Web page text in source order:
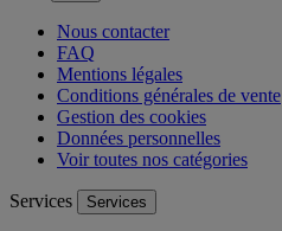
Nous contacter
FAQ
Mentions légales
Conditions générales de vente
Gestion des cookies
Données personnelles
Voir toutes nos catégories
Services Services